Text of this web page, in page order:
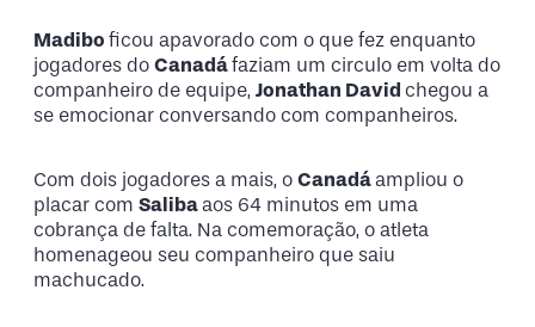
Madibo ficou apavorado com o que fez enquanto
jogadores do Canadáfaziam um circulo em volta do
companheiro de equipe, Jonathan David chegou a
se emocionar conversando com companheiros.
Com dois jogadores a mais, o Canadáampliou o
placar com Salibaaos 64 minutos em uma
cobrança de falta. Na comemoração, o atleta
homenageou seu companheiro que saiu
machucado.